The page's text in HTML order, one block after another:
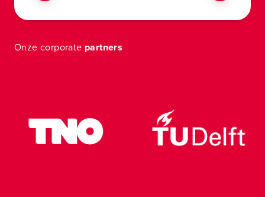
Onze corporate partners